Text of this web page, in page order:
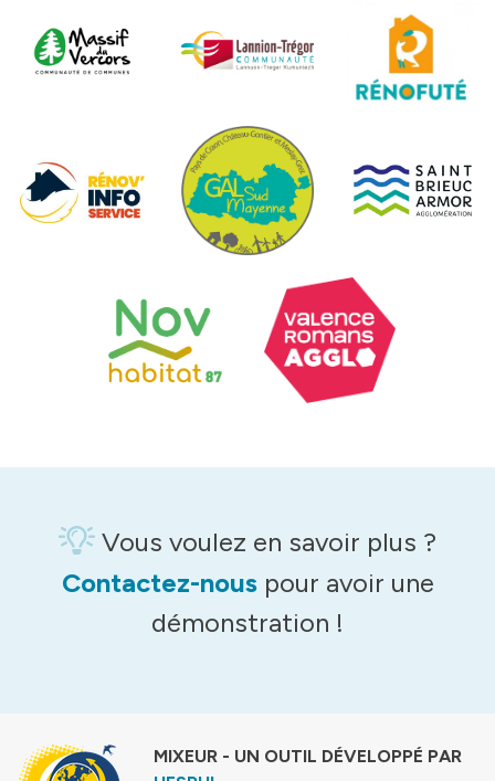
Vous voulez en savoir plus ?
Contactez-nous pour avoir une
démonstration !
MIXEUR - UN OUTIL DÉVELOPPÉ PAR